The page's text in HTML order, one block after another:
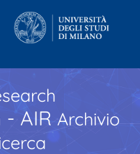
- AIR Archivio